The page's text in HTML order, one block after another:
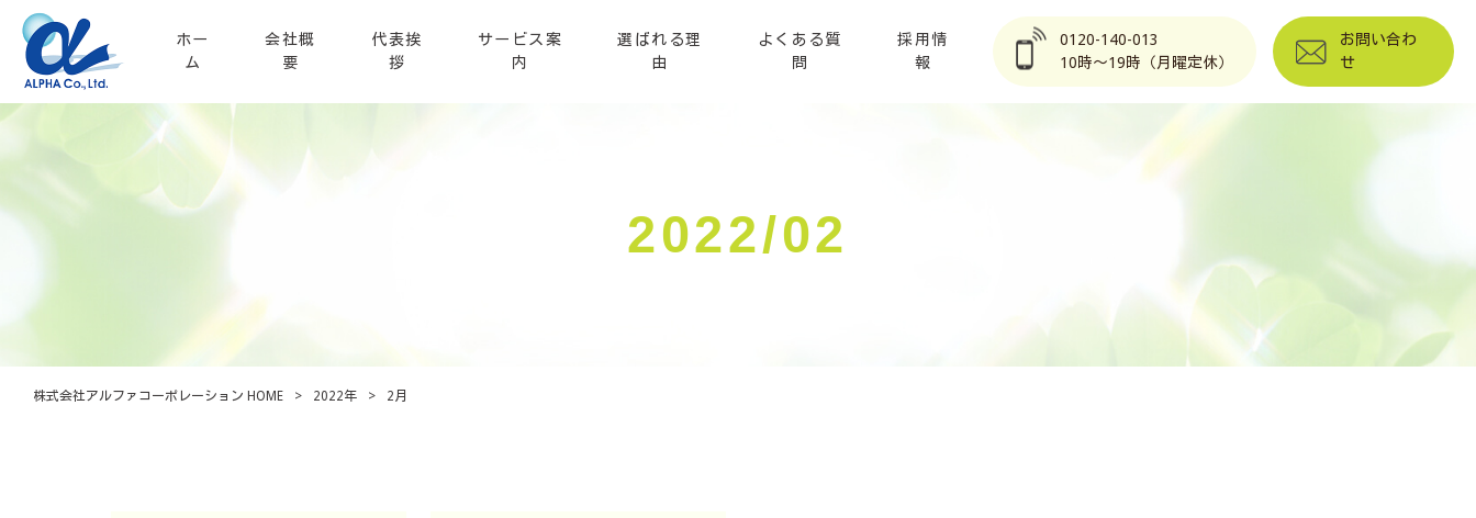
ホー
ム
会社概
要
代表挨
拶
サービス案
内
選ばれる理
由
よくある質
問
採用情
報
0120-140-013
10時～19時（月曜定休）
お問い合わ
せ
2022/02
株式会社アルファコーポレーション HOME > 2022年 > 2月